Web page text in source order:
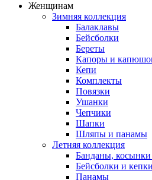
Женщинам
Зимняя коллекция
Балаклавы
Бейсболки
Береты
Капоры и
Кепи
Комплекты
Повязки
Ушанки
Чепчики
Шапки
Шляпы и панамы
Летняя коллекция
Банданы, косынки
Бейсболки и кепки
Панамы